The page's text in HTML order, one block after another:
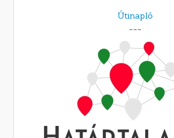
Útinapló
---